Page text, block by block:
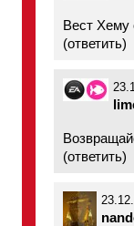
Вест Хему
(ответить)
(ответить)